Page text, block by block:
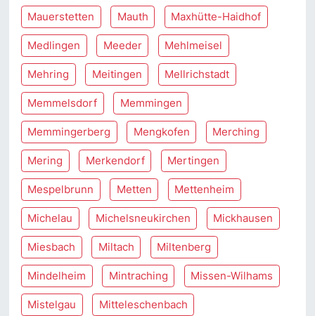
Mauerstetten Mauth Maxhütte-Haidhof
Medlingen Meeder Mehlmeisel
Mehring Meitingen Mellrichstadt
Memmelsdorf Memmingen
Memmingerberg Mengkofen Merching
Mering Merkendorf Mertingen
Mespelbrunn Metten Mettenheim
Michelau Michelsneukirchen Mickhausen
Miesbach Miltach Miltenberg
Mindelheim Mintraching Missen-Wilhams
Mistelgau Mitteleschenbach